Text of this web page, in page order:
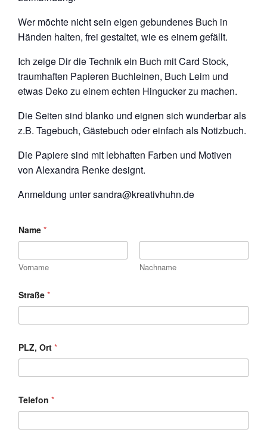
Wer möchte nicht sein eigen gebundenes Buch in
Händen halten, frei gestaltet, wie es einem gefällt.
Ich zeige Dir die Technik ein Buch mit Card Stock,
traumhaften Papieren Buchleinen, Buch Leim und
etwas Deko zu einem echten Hingucker zu machen.
Die Seiten sind blanko und eignen sich wunderbar als
z.B. Tagebuch, Gästebuch oder einfach als Notizbuch.
Die Papiere sind mit lebhaften Farben und Motiven
von Alexandra Renke designt.
Anmeldung unter sandra@kreativhuhn.de
Name *
Vorname Nachname
Straße *
PLZ, Ort *
Telefon *